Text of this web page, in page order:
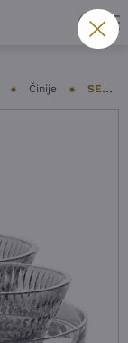
Činije SET 3 ČINIJE NACHTMANN – ETHNO